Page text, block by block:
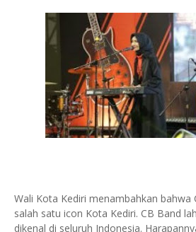
Wali Kota Kediri menambahkan bahwa
salah satu icon Kota Kediri. CB Band
dikenal di seluruh Indonesia.